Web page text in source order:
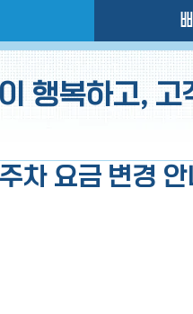
행복하고,
차 요금 변경 안